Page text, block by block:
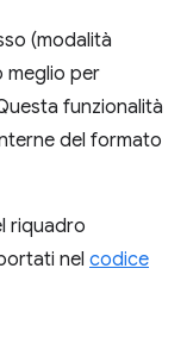
(modalità
meglio per
funzionalità
del formato
riquadro
nel codice